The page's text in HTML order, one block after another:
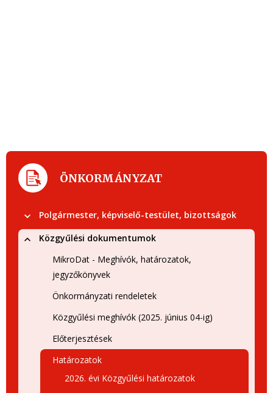
ÖNKORMÁNYZAT
Polgármester, képviselő-testület, bizottságok
Közgyűlési dokumentumok
MikroDat - Meghívók, határozatok,
jegyzőkönyvek
Önkormányzati rendeletek
Közgyűlési meghívók (2025. június 04-ig)
Előterjesztések
Határozatok
2026. évi Közgyűlési határozatok